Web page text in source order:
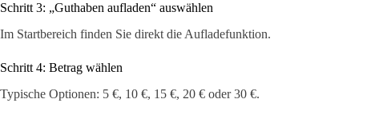
Schritt 3: „Guthaben aufladen“ auswählen
Im Startbereich finden Sie direkt die Aufladefunktion.
Schritt 4: Betrag wählen
Typische Optionen: 5 €, 10 €, 15 €, 20 € oder 30 €.